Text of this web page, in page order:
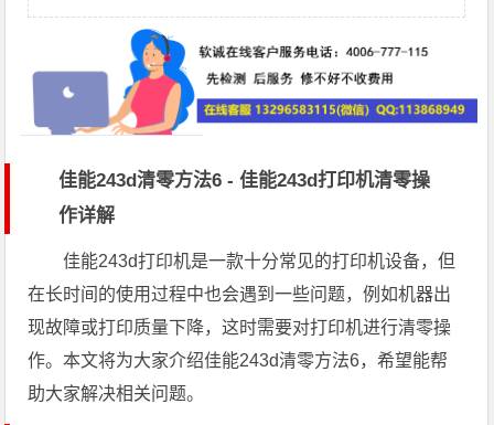
佳能243d清零方法6 - 佳能243d打印机清零操
作详解
佳能243d打印机是一款十分常见的打印机设备，但
在长时间的使用过程中也会遇到一些问题，例如机器出
现故障或打印质量下降，这时需要对打印机进行清零操
作。本文将为大家介绍佳能243d清零方法6，希望能帮
助大家解决相关问题。